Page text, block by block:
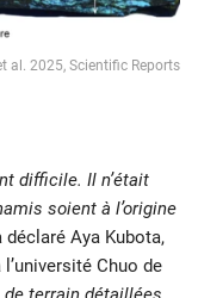
al. 2025, Scientific Reports
difficile. Il n’était
soient à l’origine
déclaré Aya Kubota,
Chuo de